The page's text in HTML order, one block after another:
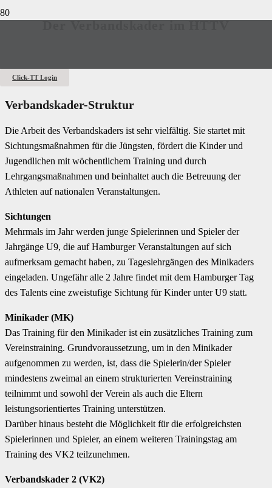
Click-TT Login
Verbandskader-Struktur
Die Arbeit des Verbandskaders ist sehr vielfältig. Sie startet mit
Sichtungsmaßnahmen für die Jüngsten, fördert die Kinder und
Jugendlichen mit wöchentlichem Training und durch
Lehrgangsmaßnahmen und beinhaltet auch die Betreuung der
Athleten auf nationalen Veranstaltungen.
Sichtungen
Mehrmals im Jahr werden junge Spielerinnen und Spieler der
Jahrgänge U9, die auf Hamburger Veranstaltungen auf sich
aufmerksam gemacht haben, zu Tageslehrgängen des Minikaders
eingeladen. Ungefähr alle 2 Jahre findet mit dem Hamburger Tag
des Talents eine zweistufige Sichtung für Kinder unter U9 statt.
Minikader (MK)
Das Training für den Minikader ist ein zusätzliches Training zum
Vereinstraining. Grundvoraussetzung, um in den Minikader
aufgenommen zu werden, ist, dass die Spielerin/der Spieler
mindestens zweimal an einem strukturierten Vereinstraining
teilnimmt und sowohl der Verein als auch die Eltern
leistungsorientiertes Training unterstützen.
Darüber hinaus besteht die Möglichkeit für die erfolgreichsten
Spielerinnen und Spieler, an einem weiteren Trainingstag am
Training des VK2 teilzunehmen.
Verbandskader 2 (VK2)